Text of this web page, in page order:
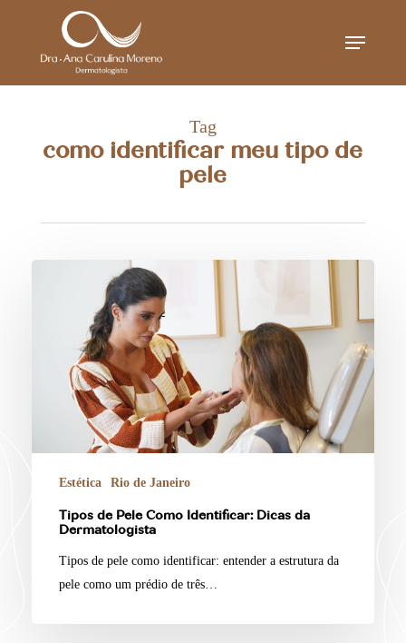
Menu
Tag
como identificar meu tipo de
pele
Estética Rio de Janeiro
Tipos de Pele Como Identificar: Dicas da
Dermatologista
Tipos de pele como identificar: entender a estrutura da
pele como um prédio de três…